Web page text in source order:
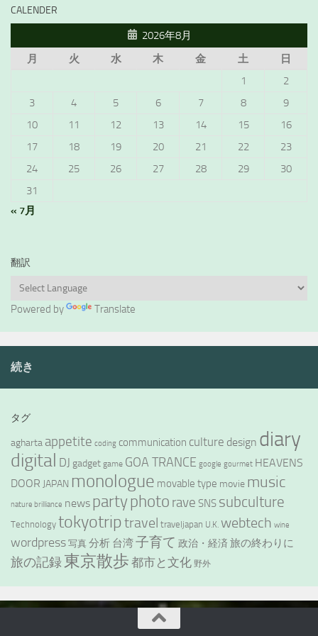
CALENDER
2026年8月
月
火 水 木 金 土
日
1
2
3
4 5 6 7 8
9
10
11 12 13 14 15
16
17
18 19 20 21 22
23
24
25 26 27 28 29
30
31
« 7月
翻訳
Powered by Translate
続き
タグ
agharta appetite coding communication culture design diary
digital DJ gadget game GOA TRANCE google gourmet HEAVENS
DOOR JAPAN monologue movable type movie music
nature brilliance news partyphoto rave SNS subculture
Technology tokyotriptravel traveljapan U.K. webtech wine
wordpress 写真 分析 台湾子育て 政治・経済 旅の終わりに
旅の記録東京散歩 都市と文化 野外